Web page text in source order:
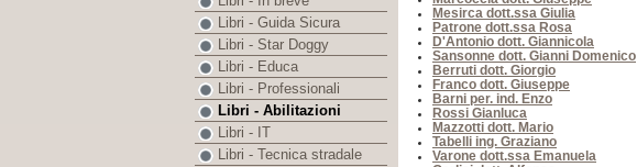
Mesirca dott.ssa Giulia
Patrone dott.ssa Rosa
D'Antonio dott. Giannicola
Sansonne dott. Gianni Domenico
Berruti dott. Giorgio
Franco dott. Giuseppe
Barni per. ind. Enzo
Rossi Gianluca
Mazzotti dott. Mario
Tabelli ing. Graziano
Varone dott.ssa Emanuela
Libri - Guida Sicura
Libri - Star Doggy
Libri - Educa
Libri - Professionali
Libri - Abilitazioni
Libri - IT
Libri - Tecnica stradale